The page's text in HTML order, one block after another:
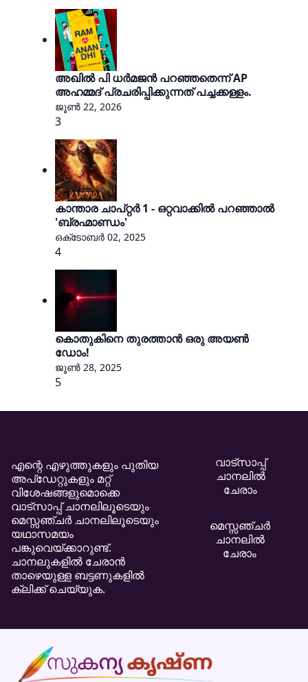
അഖിൽ പി ധർമജൻ പറഞ്ഞതെന്ന് AP
അഹമ്മദ് പ്രചരിപ്പിക്കുന്നത് പച്ചക്കള്ളം.
ജൂൺ 22, 2026
3
കാന്താര ചാപ്റ്റർ 1 - ഒറ്റവാക്കിൽ പറഞ്ഞാൽ
'ബ്രഹ്മാണ്ഡം'
ഒക്‌ടോബർ 02, 2025
4
കൊതുകിനെ തുരത്താൻ ഒരു അയൺ
ഡോം!
ജൂൺ 28, 2025
5
എന്റെ എഴുത്തുകളും പുതിയ
അപ്ഡേറ്റുകളും മറ്റ്
വിശേഷങ്ങളുമൊക്കെ
വാട്സാപ്പ് ചാനലിലൂടെയും
മെസ്സഞ്ചർ ചാനലിലൂടെയും
യഥാസമയം
പങ്കുവെയ്ക്കാറുണ്ട്.
ചാനലുകളിൽ ചേരാൻ
താഴെയുള്ള ബട്ടണുകളിൽ
ക്ലിക്ക് ചെയ്യുക.
വാട്സാപ്പ്
ചാനലിൽ
ചേരാം
മെസ്സഞ്ചർ
ചാനലിൽ
ചേരാം